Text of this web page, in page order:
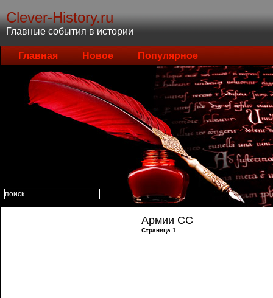
Clever-History.ru
Главные события в истории
Главная Новое Популярное
Армии СС
Страница 1